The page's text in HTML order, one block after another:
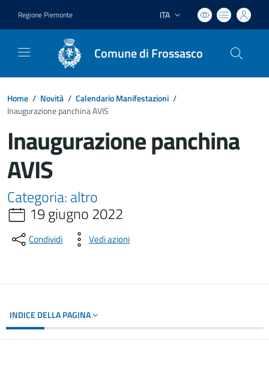
Regione Piemonte Lingua attiva:
ITA
Comune di Frossasco
Home / Novità / Calendario Manifestazioni /
Inaugurazione panchina AVIS
Inaugurazione panchina
AVIS
Categoria: altro
19 giugno 2022
Condividi Vedi azioni
INDICE DELLA PAGINA